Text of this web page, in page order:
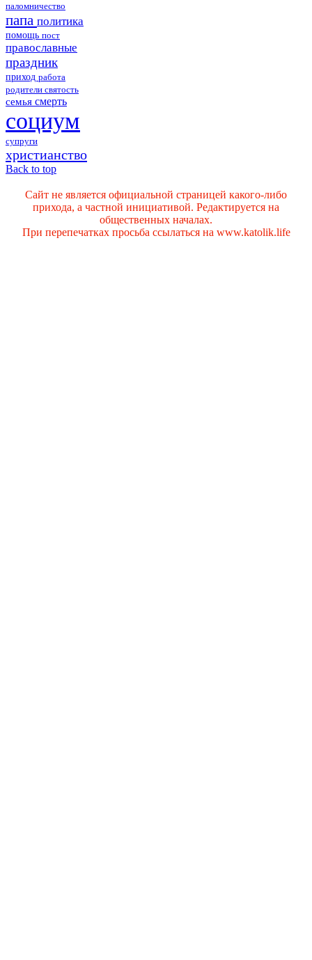
паломничество
папа политика
помощь пост
православные
праздник
приход работа
родители святость
семья смерть
социум
супруги
христианство
Back to top
Сайт не является официальной страницей какого-либо
прихода, а частной инициативой. Редактируется на
общественных началах.
При перепечатках просьба ссылаться на www.katolik.life